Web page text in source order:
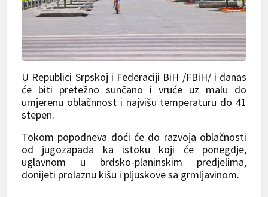
U Republici Srpskoj i Federaciji BiH /FBiH/ i danas
će biti pretežno sunčano i vruće uz malu do
umjerenu oblačnnost i najvišu temperaturu do 41
stepen.
Tokom popodneva doći će do razvoja oblačnosti
od jugozapada ka istoku koji će ponegdje,
uglavnom u brdsko-planinskim predjelima,
donijeti prolaznu kišu i pljuskove sa grmljavinom.